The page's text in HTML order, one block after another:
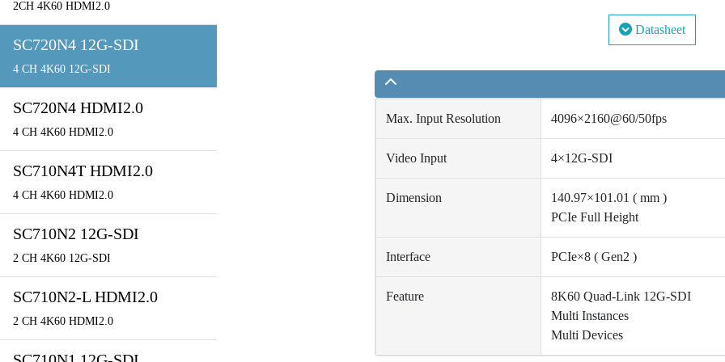
2CH 4K60 HDMI2.0
SC720N4 12G-SDI
4 CH 4K60 12G-SDI
SC720N4 HDMI2.0
4 CH 4K60 HDMI2.0
SC710N4T HDMI2.0
4 CH 4K60 HDMI2.0
SC710N2 12G-SDI
2 CH 4K60 12G-SDI
SC710N2-L HDMI2.0
2 CH 4K60 HDMI2.0
Datasheet
Max. Input Resolution 4096×2160@60/50fps
Video Input 4×12G-SDI
Dimension
140.97×101.01 ( mm )
PCIe Full Height
Interface PCIe×8 ( Gen2 )
Feature
8K60 Quad-Link 12G-SDI
Multi Instances
Multi Devices